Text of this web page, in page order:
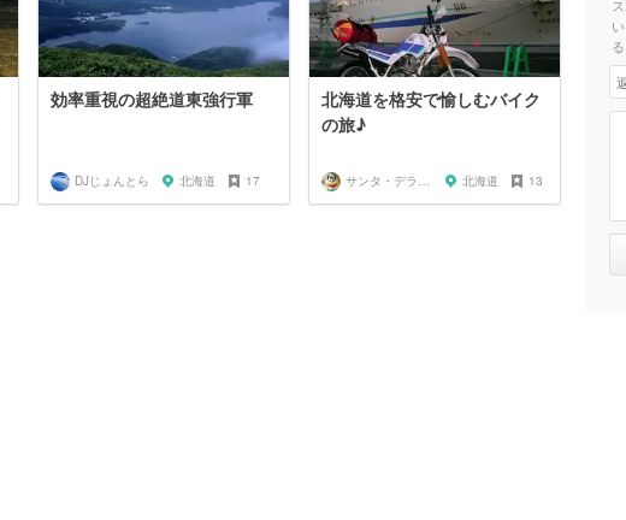
効率重視の超絶道東強行軍
DJじょんとら 北海道 17
北海道を格安で愉しむバイク
の旅♪
サンタ・デラックス 北海道 13